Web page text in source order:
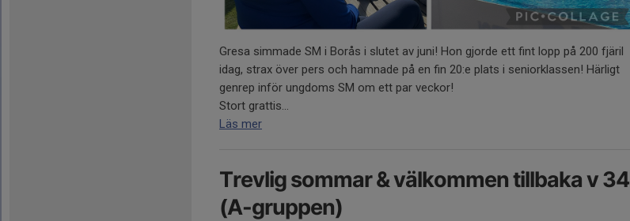
Gresa simmade SM i Borås i slutet av juni! Hon gjorde ett fint lopp på 200 fjäril
idag, strax över pers och hamnade på en fin 20:e plats i seniorklassen! Härligt
genrep inför ungdoms SM om ett par veckor!
Stort grattis...
Läs mer
Trevlig sommar & välkommen tillbaka v 34
(A-gruppen)